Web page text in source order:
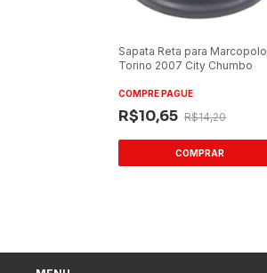
Sapata Reta para Marcopolo
Torino 2007 City Chumbo
COMPRE PAGUE
R$10,65 R$14,20